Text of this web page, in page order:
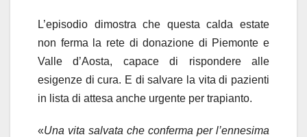
L’episodio dimostra che questa calda estate
non ferma la rete di donazione di Piemonte e
Valle d’Aosta, capace di rispondere alle
esigenze di cura. E di salvare la vita di pazienti
in lista di attesa anche urgente per trapianto.
«Una vita salvata che conferma per l’ennesima